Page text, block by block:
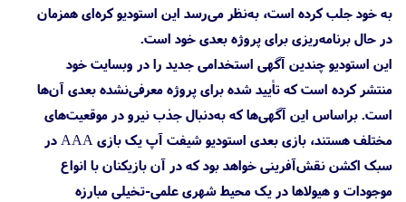
به خود جلب کرده است، به‌نظر می‌رسد این استودیو کره‌ای همزمان
در حال برنامه‌ریزی برای پروژه بعدی خود است.
این استودیو چندین آگهی استخدامی جدید را در وبسایت خود
منتشر کرده است که تأیید شده برای پروژه معرفی‌نشده بعدی آن‌ها
است. براساس این آگهی‌ها که به‌دنبال جذب نیرو در موقعیت‌های
مختلف هستند، بازی بعدی استودیو شیفت آپ یک بازی AAA در
سبک اکشن نقش‌آفرینی خواهد بود که در آن بازیکنان با انواع
موجودات و هیولاها در یک محیط شهری علمی-تخیلی مبارزه